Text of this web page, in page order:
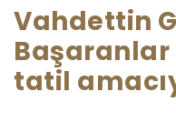
Vahdettin
Başaranlar
tatil